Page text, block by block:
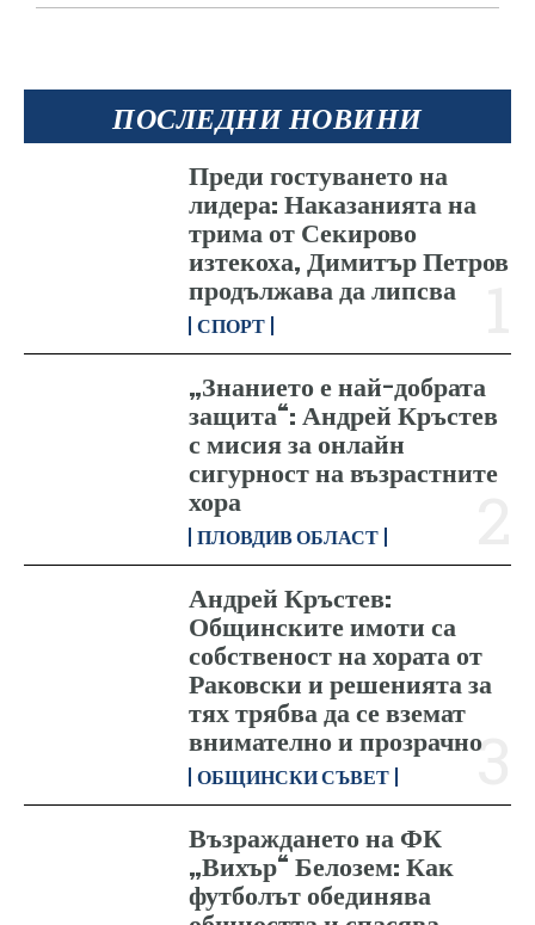
ПОСЛЕДНИ НОВИНИ
Преди гостуването на
лидера: Наказанията на
трима от Секирово
изтекоха, Димитър Петров
продължава да липсва
СПОРТ
„Знанието е най-добрата
защита“: Андрей Кръстев
с мисия за онлайн
сигурност на възрастните
хора
ПЛОВДИВ ОБЛАСТ
Андрей Кръстев:
Общинските имоти са
собственост на хората от
Раковски и решенията за
тях трябва да се вземат
внимателно и прозрачно
ОБЩИНСКИ СЪВЕТ
Възраждането на ФК
„Вихър“ Белозем: Как
футболът обединява